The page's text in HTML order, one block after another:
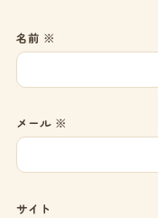
名前 ※
メール ※
サイト